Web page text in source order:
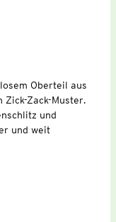
Oberteil aus
Zack-Muster.
und
und weit